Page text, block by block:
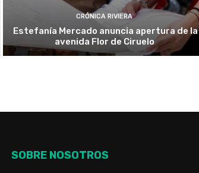
CRÓNICA RIVIERA
Estefanía Mercado anuncia apertura de la
avenida Flor de Ciruelo
SOBRE NOSOTROS